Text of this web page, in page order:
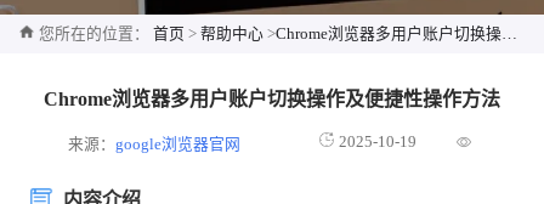
您所在的位置： 首页 > 帮助中心 >Chrome浏览器多用户账户切换操作及便捷性操作方法
Chrome浏览器多用户账户切换操作及便捷性操作方法
来源：google浏览器官网 2025-10-19
内容介绍